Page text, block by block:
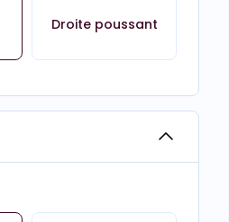
Droite poussant